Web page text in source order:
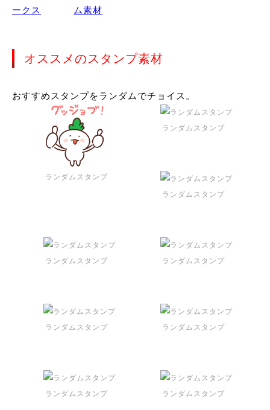
オススメのスタンプ素材
おすすめスタンプをランダムでチョイス。
ランダムスタンプ
ランダムスタンプ
ランダムスタンプ
ランダムスタンプ ランダムスタンプ
ランダムスタンプ ランダムスタンプ
ランダムスタンプ ランダムスタンプ